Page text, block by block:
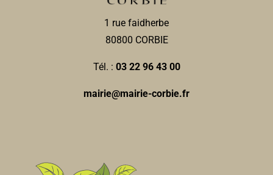
1 rue faidherbe
80800 CORBIE
Tél. : 03 22 96 43 00
mairie@mairie-corbie.fr